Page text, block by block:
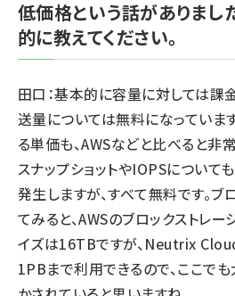
低価格という話がありまし
的に教えてください。
田口：基本的に容量に対しては課
送量については無料になっていま
る単価も、AWSなどと比べると非
スナップショットやIOPSについて
発生しますが、すべて無料です。ブ
てみると、AWSのブロックストレ
イズは16TBですが、Neutrix
1PBまで利用できるので、ここで